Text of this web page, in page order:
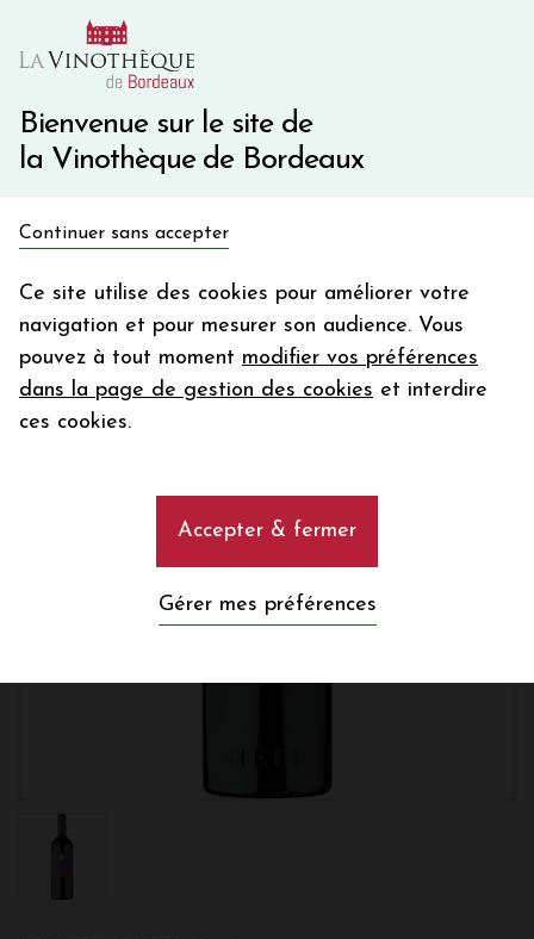
Bienvenue sur le site de
la Vinothèque de Bordeaux
Continuer sans accepter
Ce site utilise des cookies pour améliorer votre
navigation et pour mesurer son audience. Vous
pouvez à tout moment modifier vos préférences
dans la page de gestion des cookies et interdire
ces cookies.
Accepter & fermer
Gérer mes préférences
10€ de remise immédiate sur votre première commande
Une question ?
en bon d'achat
Votre
email
En m’abonnant, j’accepte de recevoir la newsletter de la